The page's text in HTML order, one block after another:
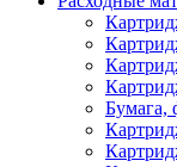
Бумага,